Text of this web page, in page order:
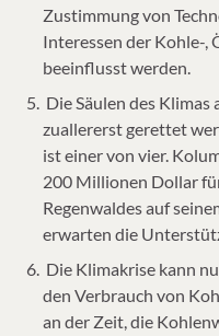
Zustimmung von
Interessen der Kohle-,
beeinflusst werden.
Die Säulen des Klimas
zuallererst gerettet
ist einer von vier.
200 Millionen Dollar
Regenwaldes auf
erwarten die
Die Klimakrise kann
den Verbrauch von
an der Zeit, die